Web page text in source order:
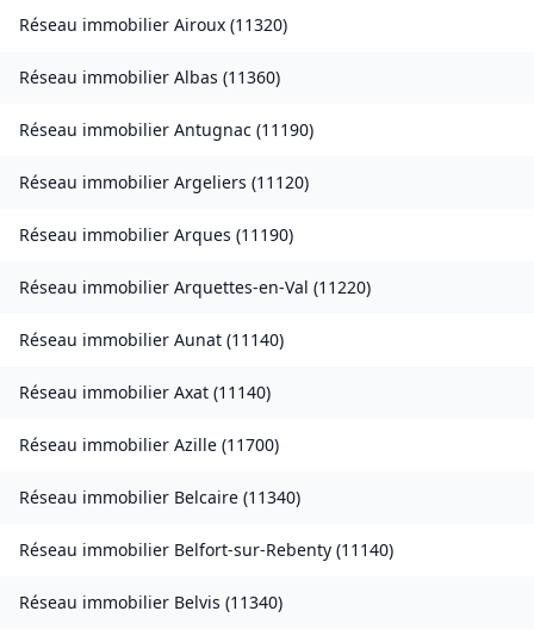
Réseau immobilier Airoux (11320)
Réseau immobilier Albas (11360)
Réseau immobilier Antugnac (11190)
Réseau immobilier Argeliers (11120)
Réseau immobilier Arques (11190)
Réseau immobilier Arquettes-en-Val (11220)
Réseau immobilier Aunat (11140)
Réseau immobilier Axat (11140)
Réseau immobilier Azille (11700)
Réseau immobilier Belcaire (11340)
Réseau immobilier Belfort-sur-Rebenty (11140)
Réseau immobilier Belvis (11340)